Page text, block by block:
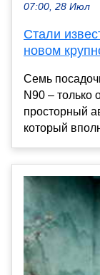
07:00, 28 Июл
Стали
новом
Семь
N90 – только
просторный
который